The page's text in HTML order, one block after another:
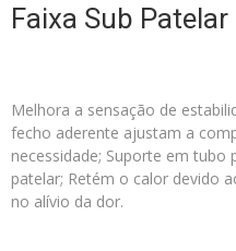
Faixa Sub
Melhora a sensação de
fecho aderente ajustam a
necessidade; Suporte em
patelar; Retém o calor devido
no alívio da dor.